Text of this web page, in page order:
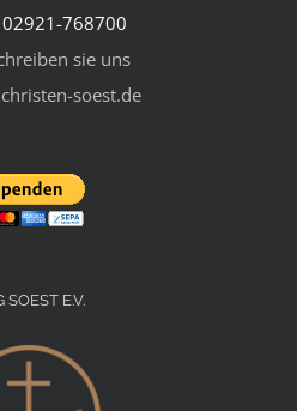
02921-768700
sie uns
christen-soest.de
SOEST E.V.